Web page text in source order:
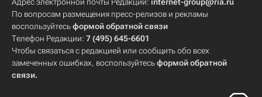
По вопросам размещения пресс-релизов и рекламы
воспользуйтесьформой обратной связи
Телефон Редакции: 7 (495) 645-6601
Чтобы связаться с редакцией или сообщить обо всех
замеченных ошибках, воспользуйтесьформой обратной
связи.